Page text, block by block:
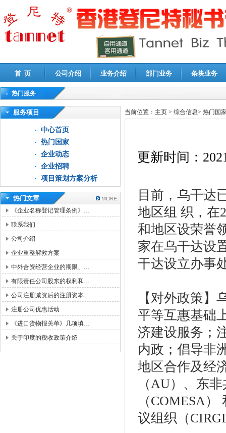
首 页 公司介绍 业务介绍 部门业务 条块业务
热门服务
高新技术企业认定审计|企业所得税汇算清缴申报鉴证
服务项目
中心首页
热门国家
企业动态
企业招聘
项目策划方案分析
热门文章
《企业名称登记管理条例》…
联系我们
公司介绍
企业重整解救方案
中外合资经营企业的期限、…
有限责任公司股东的权利和…
公司注册减资后的注册资本…
注册公司优惠活动
《进口货物报关单》几项填…
关于印度的税收政策介绍
当前位置： 主页 > 综合信息> 热门国
更新时间：
目前，乌干达
地区组 织，在
和地区设荣誉
家在乌干达设
干达设立办事
【对外政策
平等互惠基础
济建设服务；
内政；倡导非
地区合作及经
（AU）、东非
（COMESA
议组织（